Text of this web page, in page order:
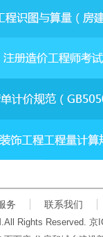
务 联系我们
Rights Reserved. 京